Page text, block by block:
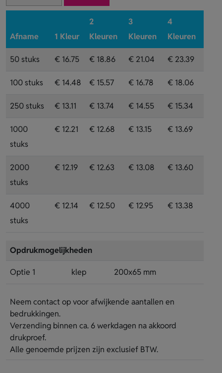
Afname 1 Kleur
2
Kleuren
3
Kleuren
4
Kleuren
50 stuks € 16.75 € 18.86 € 21.04 € 23.39
100 stuks € 14.48 € 15.57 € 16.78 € 18.06
250 stuks € 13.11 € 13.74 € 14.55 € 15.34
1000
stuks
€ 12.21 € 12.68 € 13.15 € 13.69
2000
stuks
€ 12.19 € 12.63 € 13.08 € 13.60
4000
stuks
€ 12.14 € 12.50 € 12.95 € 13.38
Opdrukmogelijkheden
Optie 1 klep 200x65 mm
Neem contact op voor afwijkende aantallen en
bedrukkingen.
Verzending binnen ca. 6 werkdagen na akkoord
drukproef.
Alle genoemde prijzen zijn exclusief BTW.